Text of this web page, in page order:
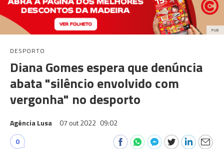
PUB
DESPORTO
Diana Gomes espera que denúncia
abata "silêncio envolvido com
vergonha" no desporto
Agência Lusa 07 out 2022 09:02
0